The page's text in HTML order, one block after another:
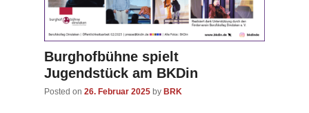
Burghofbühne spielt
Jugendstück am BKDin
Posted on 26. Februar 2025 by BRK